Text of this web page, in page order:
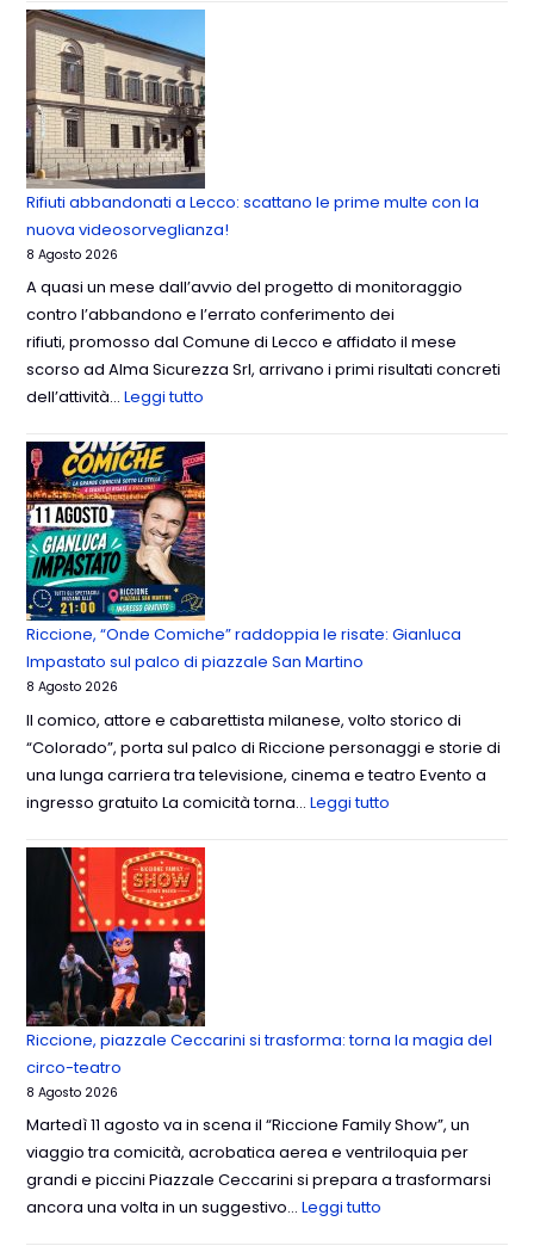
Rifiuti abbandonati a Lecco: scattano le prime multe con la
nuova videosorveglianza!
8 Agosto 2026
A quasi un mese dall’avvio del progetto di monitoraggio
contro l’abbandono e l’errato conferimento dei
rifiuti, promosso dal Comune di Lecco e affidato il mese
scorso ad Alma Sicurezza Srl, arrivano i primi risultati concreti
dell’attività…Leggi tutto
Riccione, “Onde Comiche” raddoppia le risate: Gianluca
Impastato sul palco di piazzale San Martino
8 Agosto 2026
Il comico, attore e cabarettista milanese, volto storico di
“Colorado”, porta sul palco di Riccione personaggi e storie di
una lunga carriera tra televisione, cinema e teatro Evento a
ingresso gratuito La comicità torna…Leggi tutto
Riccione, piazzale Ceccarini si trasforma: torna la magia del
circo-teatro
8 Agosto 2026
Martedì 11 agosto va in scena il “Riccione Family Show”, un
viaggio tra comicità, acrobatica aerea e ventriloquia per
grandi e piccini Piazzale Ceccarini si prepara a trasformarsi
ancora una volta in un suggestivo…Leggi tutto